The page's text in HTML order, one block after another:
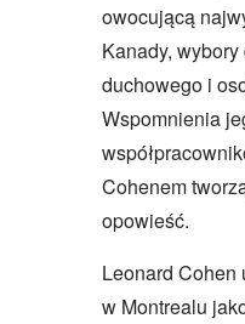
owocującą
Kanady,
duchowego i
Wspomnienia
Cohenem
opowieść.
Leonard Cohen
w Montrealu